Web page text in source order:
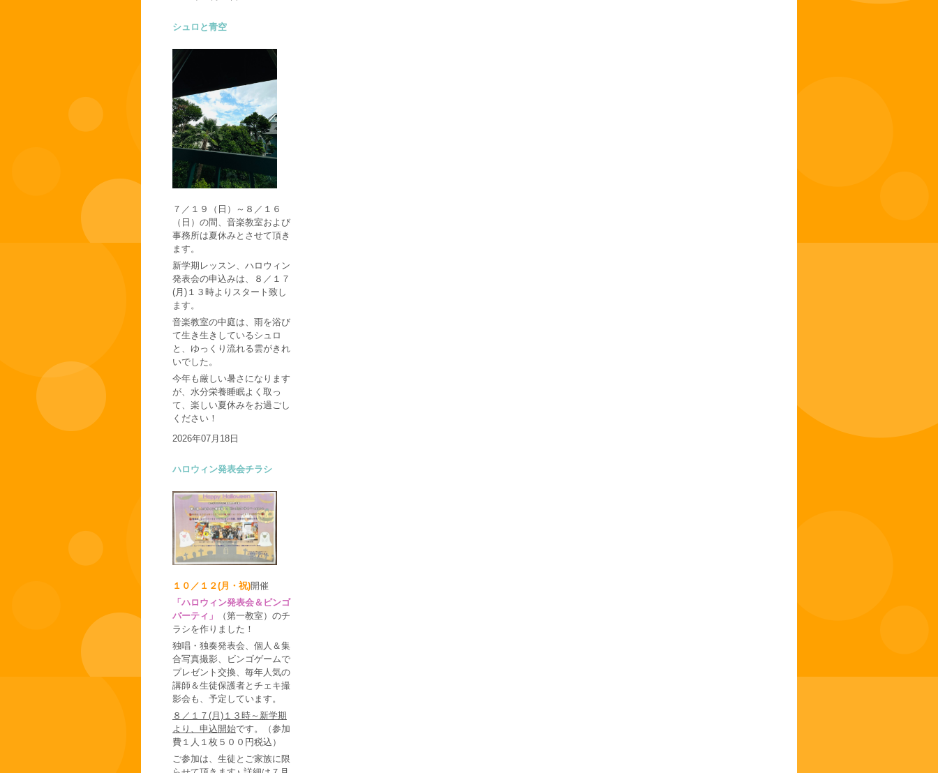
シュロと青空
７／１９（日）～８／１６
（日）の間、音楽教室および
事務所は夏休みとさせて頂き
ます。
新学期レッスン、ハロウィン
発表会の申込みは、８／１７
(月)１３時よりスタート致し
ます。
音楽教室の中庭は、雨を浴び
て生き生きしているシュロ
と、ゆっくり流れる雲がきれ
いでした。
今年も厳しい暑さになります
が、水分栄養睡眠よく取っ
て、楽しい夏休みをお過ごし
ください！
2026年07月18日
ハロウィン発表会チラシ
１０／１２(月・祝)開催
「ハロウィン発表会＆ビンゴ
パーティ」
（第一教室）のチ
ラシを作りました！
独唱・独奏発表会、個人＆集
合写真撮影、ビンゴゲームで
プレゼント交換、毎年人気の
講師＆生徒保護者とチェキ撮
影会も、予定しています。
８／１７(月)１３時～新学期
より、申込開始です。（参加
費１人１枚５００円税込）
ご参加は、生徒とご家族に限